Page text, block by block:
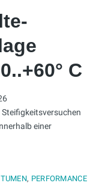
C
einer
, PERFORMANCE